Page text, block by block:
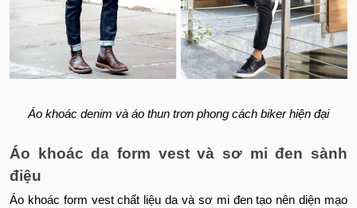
Áo khoác denim và áo thun trơn phong cách biker hiện đại
Áo khoác da form vest và sơ mi đen sành
điệu
Áo khoác form vest chất liệu da và sơ mi đen tạo nên diện mạo